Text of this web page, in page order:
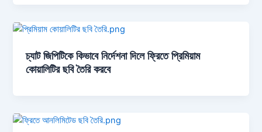
চ্যাট জিপিটিকে কিভাবে নির্দেশনা দিলে ফ্রিতে প্রিমিয়াম
কোয়ালিটির ছবি তৈরি করবে